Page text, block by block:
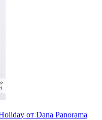
от Dana Panorama